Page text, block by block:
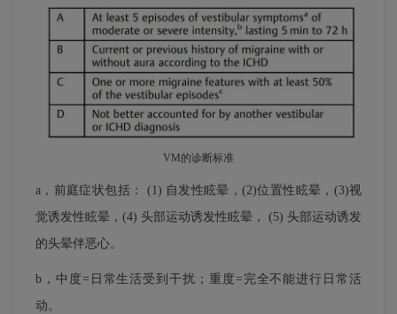
VM的诊断标准
a，前庭症状包括： (1) 自发性眩晕，(2)位置性眩晕，(3)视
觉诱发性眩晕，(4) 头部运动诱发性眩晕， (5) 头部运动诱发
的头晕伴恶心。
b，中度=日常生活受到干扰；重度=完全不能进行日常活
动。